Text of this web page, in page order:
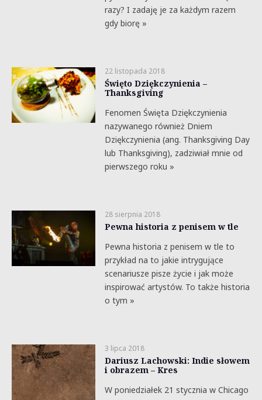
razy? I zadaję je za każdym razem
gdy biorę »
22 listopada 2018
Święto Dziękczynienia –
Thanksgiving
Fenomen Święta Dziękczynienia
nazywanego również Dniem
Dziękczynienia (ang. Thanksgiving Day
lub Thanksgiving), zadziwiał mnie od
pierwszego roku »
28 sierpnia 2018
Pewna historia z penisem w tle
Pewna historia z penisem w tle to
przykład na to jakie intrygujące
scenariusze pisze życie i jak może
inspirować artystów. To także historia
o tym »
3 lipca 2018
Dariusz Lachowski: Indie słowem
i obrazem – Kres
W poniedziałek 21 stycznia w Chicago